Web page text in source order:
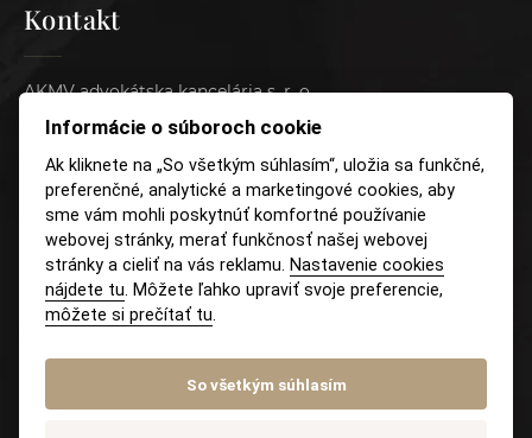
Kontakt
AKMV advokátska kancelária s. r. o.
Pluhová 17, 831 03 Bratislava
+421 (2) 4333 3509
Mobil: +421 915 046 749
E-mail:recepcia@akmv.sk
Služby
Informácie o súboroch cookie
Ak kliknete na „So všetkým súhlasím“, uložia sa funkčné,
preferenčné, analytické a marketingové cookies, aby
sme vám mohli poskytnúť komfortné používanie
webovej stránky, merať funkčnosť našej webovej
stránky a cieliť na vás reklamu. Nastavenie cookies
nájdete tu. Môžete ľahko upraviť svoje preferencie,
môžete si prečítať tu.
So všetkým súhlasím